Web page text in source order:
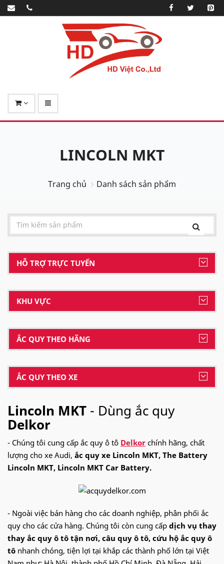
LINCOLN MKT
Trang chủ Danh sách sản phẩm
HỖ TRỢ TRỰC TUYẾN
KHU VỰC
ẮC QUY THEO HÃNG
ẮC QUY THEO XE
Lincoln MKT - Dùng ắc quy
Delkor
- Chúng tôi cung cấp ắc quy ô tô Delkor chính hãng, chất
lượng cho xe Audi, ắc quy xe Lincoln MKT, The Battery
Lincoln MKT, Lincoln MKT Car Battery.
- Ngoài việc bán hàng cho các doanh nghiệp, phân phối ắc
quy cho các cửa hàng. Chúng tôi còn cung cấp dịch vụ thay
thay ắc quy ô tô tận nơi, câu quy ô tô, cứu hộ ắc quy ô
tô nhanh chóng, tiện lợi tại khắp các thành phố lớn tại Việt